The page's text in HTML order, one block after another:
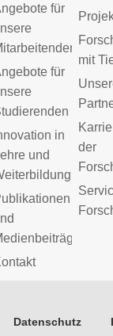
für
für
in
und
mit
der
Datenschutz